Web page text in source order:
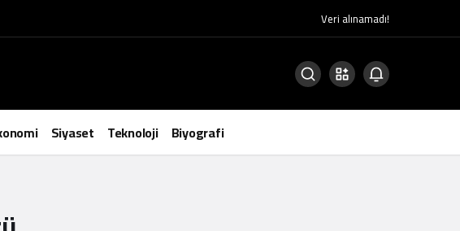
Veri alınamadı!
Siyaset Teknoloji Biyografi